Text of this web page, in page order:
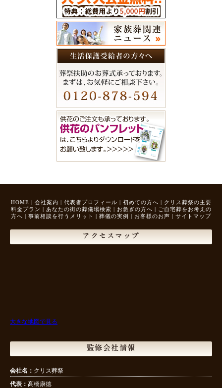
HOME | 会社案内 | 代表者プロフィール | 初めての方へ | クリス葬祭の主要
料金プラン | あなたの街の葬儀場検索 | お急ぎの方へ | ご自宅葬をお考えの
方へ | 事前相談を行うメリット | 葬儀の実例 | お客様のお声 | サイトマップ
アクセスマップ
大きな地図で見る
監修会社情報
会社名： クリス葬祭
代表： 髙橋康徳